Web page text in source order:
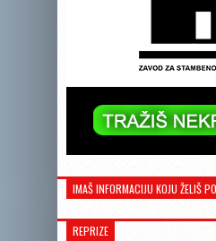
IMAŠ INFORMACIJU KOJU ŽELIŠ
REPRIZE